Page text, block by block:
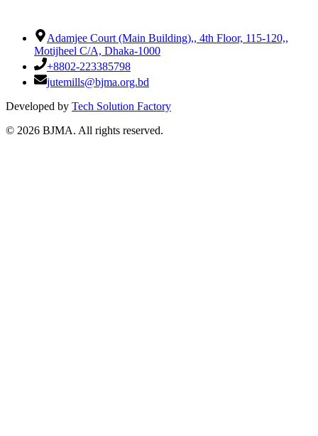
Adamjee Court (Main Building),, 4th Floor, 115-120,,
Motijheel C/A, Dhaka-1000
+8802-223385798
jutemills@bjma.org.bd
Developed by Tech Solution Factory
© 2026 BJMA. All rights reserved.